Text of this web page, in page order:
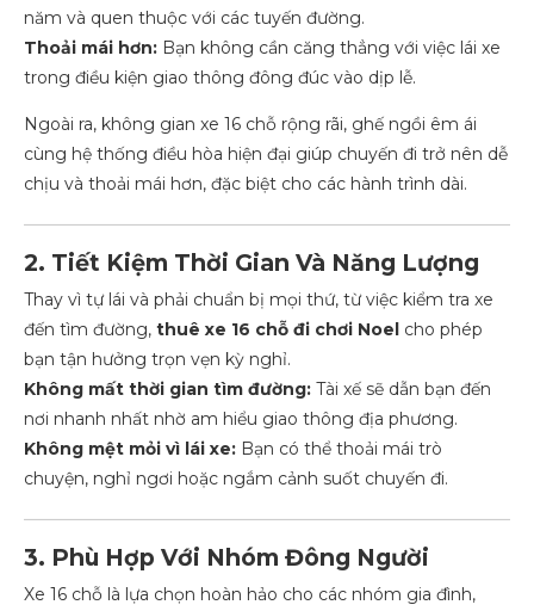
năm và quen thuộc với các tuyến đường.
Thoải mái hơn: Bạn không cần căng thẳng với việc lái xe
trong điều kiện giao thông đông đúc vào dịp lễ.
Ngoài ra, không gian xe 16 chỗ rộng rãi, ghế ngồi êm ái
cùng hệ thống điều hòa hiện đại giúp chuyến đi trở nên dễ
chịu và thoải mái hơn, đặc biệt cho các hành trình dài.
2. Tiết Kiệm Thời Gian Và Năng Lượng
Thay vì tự lái và phải chuẩn bị mọi thứ, từ việc kiểm tra xe
đến tìm đường, thuê xe 16 chỗ đi chơi Noel cho phép
bạn tận hưởng trọn vẹn kỳ nghỉ.
Không mất thời gian tìm đường: Tài xế sẽ dẫn bạn đến
nơi nhanh nhất nhờ am hiểu giao thông địa phương.
Không mệt mỏi vì lái xe: Bạn có thể thoải mái trò
chuyện, nghỉ ngơi hoặc ngắm cảnh suốt chuyến đi.
3. Phù Hợp Với Nhóm Đông Người
Xe 16 chỗ là lựa chọn hoàn hảo cho các nhóm gia đình,